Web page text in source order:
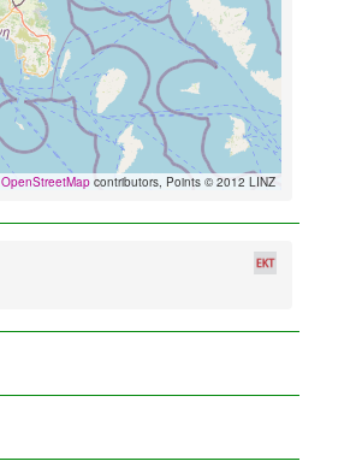
OpenStreetMapcontributors, Points © 2012 LINZ